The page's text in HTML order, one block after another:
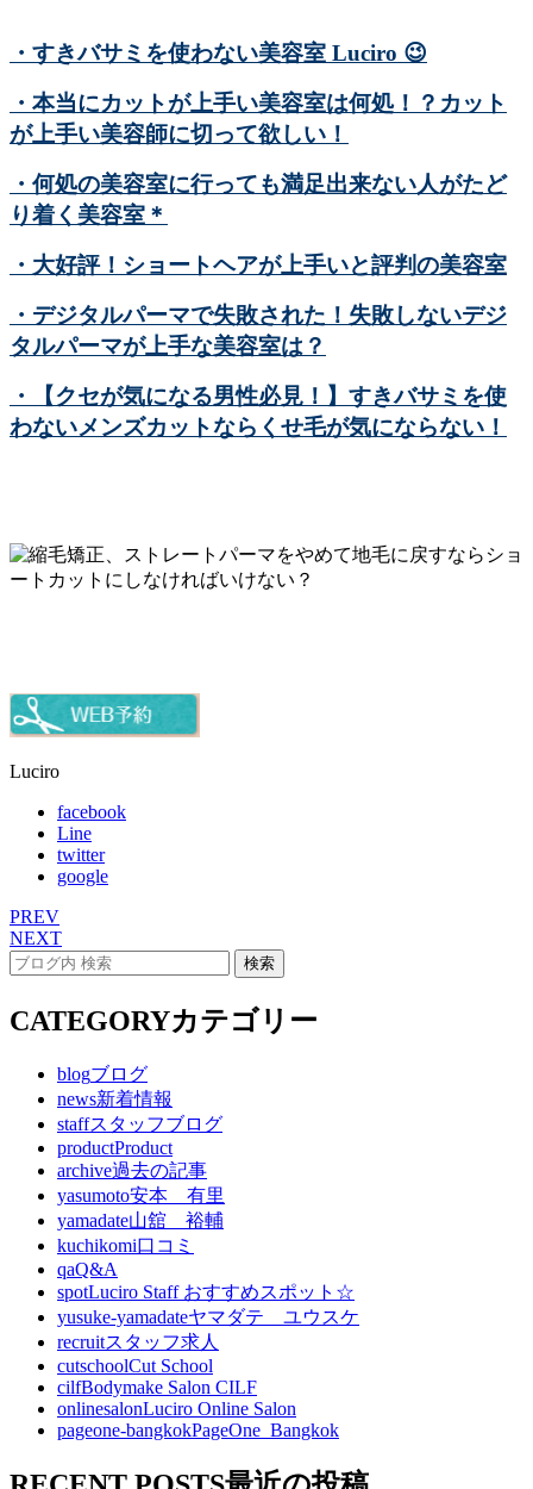
・すきバサミを使わない美容室 Luciro 😉
・本当にカットが上手い美容室は何処！？カット
が上手い美容師に切って欲しい！
・何処の美容室に行っても満足出来ない人がたど
り着く美容室＊
・大好評！ショートヘアが上手いと評判の美容室
・デジタルパーマで失敗された！失敗しないデジ
タルパーマが上手な美容室は？
・【クセが気になる男性必見！】すきバサミを使
わないメンズカットならくせ毛が気にならない！
Luciro
facebook
Line
twitter
google
PREV
NEXT
CATEGORYカテゴリー
blogブログ
news新着情報
staffスタッフブログ
productProduct
archive過去の記事
yasumoto安本 有里
yamadate山舘 裕輔
kuchikomi口コミ
qaQ&A
spotLuciro Staff おすすめスポット☆
yusuke-yamadateヤマダテ ユウスケ
recruitスタッフ求人
cutschoolCut School
cilfBodymake Salon CILF
onlinesalonLuciro Online Salon
pageone-bangkokPageOne_Bangkok